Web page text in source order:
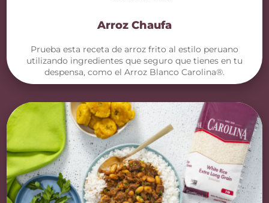
Arroz Chaufa
Prueba esta receta de arroz frito al estilo peruano
utilizando ingredientes que seguro que tienes en tu
despensa, como el Arroz Blanco Carolina®.